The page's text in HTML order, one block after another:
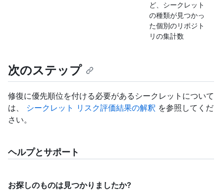
ど、シークレット
の種類が見つかっ
た個別のリポジト
リの集計数
次のステップ
修復に優先順位を付ける必要があるシークレットについて
は、 シークレット リスク評価結果の解釈 を参照してくだ
さい。
ヘルプとサポート
お探しのものは見つかりましたか?